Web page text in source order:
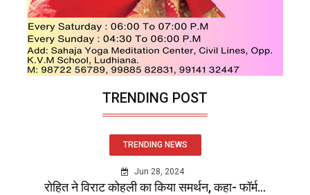
TRENDING POST
TRENDING NEWS
Jun 28, 2024
रोहित ने विराट कोहली का किया समर्थन, कहा- फॉर्म...